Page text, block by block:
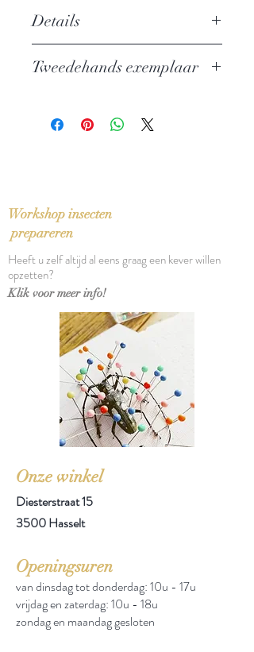
Details
Uitgever: Atlas
Bindwijze: Paperback
Tweedehands exemplaar
Workshop insecten
prepareren
Heeft u zelf altijd al eens graag een kever willen
opzetten?
Klik voor meer info!
Onze winkel
Diesterstraat 15
3500 Hasselt
Openingsuren
van dinsdag tot donderdag: 10u - 17u
vrijdag en zaterdag: 10u - 18u
zondag en maandag gesloten